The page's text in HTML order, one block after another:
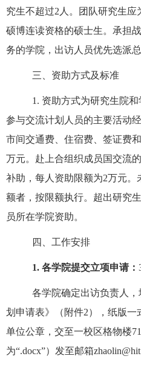
究生不超过2 人。团队研究生应
硕博连读资格的硕士生。承担
务的学院，出访人员优先选派
三 、资助方式及标准
1. 资助方式为研究生院
参与交流计划人员的主要活动
市间交通费、住宿费、 签证费和
万元。赴上合组织成员国交流
补助，每人资助限额为2万元。
额者，按限额执行。超出研究
员所在学院资助。
四、 工作安排
1. 各学院提交立项申请：
各学院确定出访负责人
划申请表》（附件2），纸版一
单位公章，交至一校区格物楼7
为“.docx”）发至邮箱